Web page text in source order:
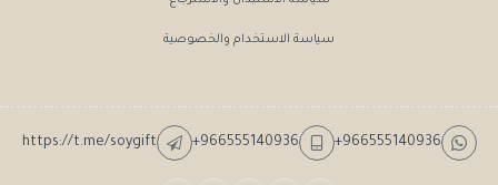
سياسة الاستخدام والخصوصية
+966555140936
+966555140936
https://t.me/soygift